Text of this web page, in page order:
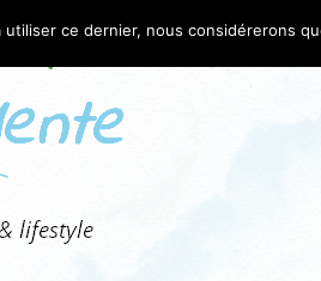
ce dernier, nous considérerons